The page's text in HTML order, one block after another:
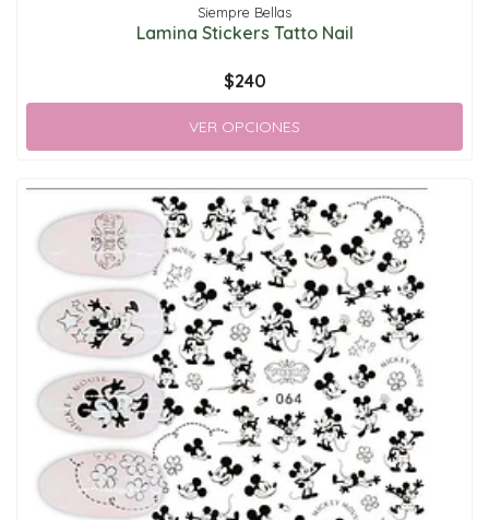
Siempre Bellas
Lamina Stickers Tatto Nail
$240
VER OPCIONES